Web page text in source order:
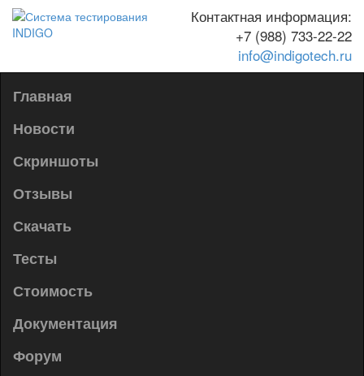
Контактная информация:
+7 (988) 733-22-22
info@indigotech.ru
Главная
Новости
Скриншоты
Отзывы
Скачать
Тесты
Стоимость
Документация
Форум